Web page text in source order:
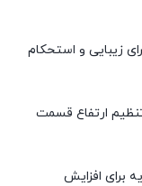
زیبایی و استحکام
ارتفاع قسمت
برای افزایش